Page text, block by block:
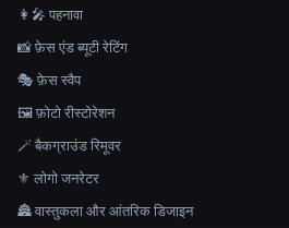
👩‍🎤 पहनावा
📸 फ़ेस एंड ब्यूटी रेटिंग
🎭 फ़ेस स्वैप
🖼️ फ़ोटो रीस्टोरेशन
🪄 बैकग्राउंड रिमूवर
⚜️ लोगो जनरेटर
🏯 वास्तुकला और आंतरिक डिजाइन